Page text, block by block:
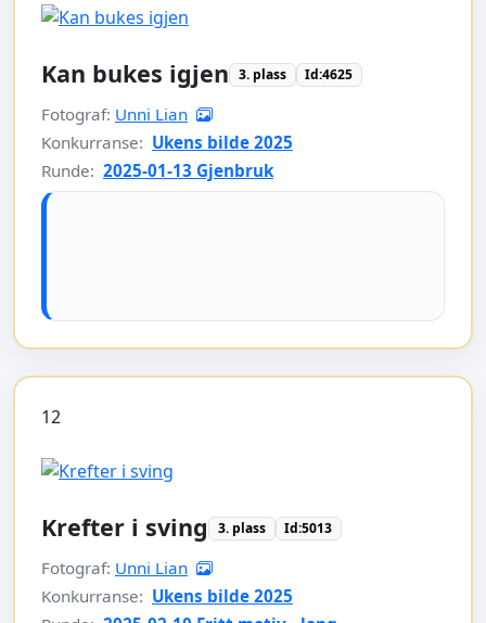
Kan bukes igjen 3. plass Id:4625
Fotograf: Unni Lian
Konkurranse: Ukens bilde 2025
Runde: 2025-01-13 Gjenbruk
12
Krefter i sving 3. plass Id:5013
Fotograf: Unni Lian
Konkurranse: Ukens bilde 2025